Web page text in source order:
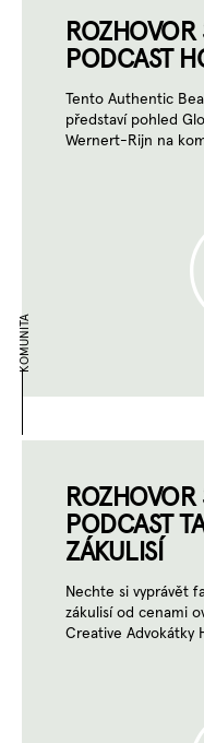
ROZHOVOR
PODCAST
Tento Authentic
představí pohled
Wernert-Rijn na
KOMUNITA
ROZHOVOR
PODCAST
ZÁKULISÍ
Nechte si vyprávět
zákulisí od cenami
Creative Advokátky